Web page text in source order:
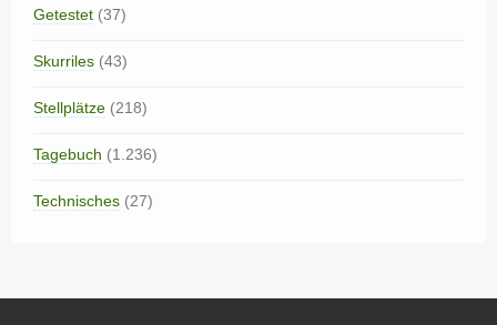
Getestet (37)
Skurriles (43)
Stellplätze (218)
Tagebuch (1.236)
Technisches (27)